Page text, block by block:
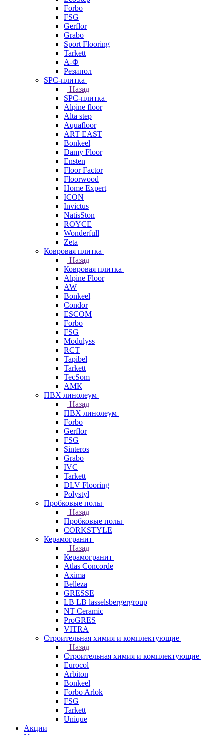
Forbo
FSG
Gerflor
Grabo
Sport Flooring
Tarkett
А-Ф
Резипол
SPC-плитка
Назад
SPC-плитка
Alpine floor
Alta step
Aquafloor
ART EAST
Bonkeel
Damy Floor
Ensten
Floor Factor
Floorwood
Home Expert
ICON
Invictus
NatisSton
ROYCE
Wonderfull
Zeta
Ковровая плитка
Назад
Ковровая плитка
Alpine Floor
AW
Bonkeel
Condor
ESCOM
Forbo
FSG
Modulyss
RCT
Tapibel
Tarkett
TecSom
АМК
ПВХ линолеум
Назад
ПВХ линолеум
Forbo
Gerflor
FSG
Sinteros
Grabo
IVC
Tarkett
DLV Flooring
Polystyl
Пробковые полы
Назад
Пробковые полы
CORKSTYLE
Керамогранит
Назад
Керамогранит
Atlas Concorde
Axima
Belleza
GRESSE
LB LB lasselsbergergroup
NT Ceramic
ProGRES
VITRA
Строительная химия и комплектующие
Назад
Строительная химия и комплектующие
Eurocol
Arbiton
Bonkeel
Forbo Arlok
FSG
Tarkett
Unique
Акции